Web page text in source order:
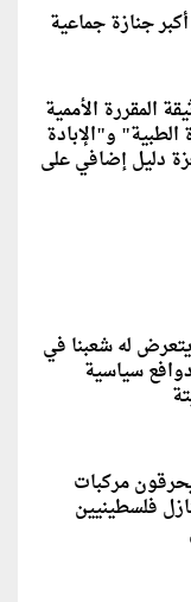
أكبر جنازة جماعية
المقررة الأممية
الطبية" و"الإبادة
دليل إضافي على
له شعبنا في
سياسية
مركبات
فلسطينيين